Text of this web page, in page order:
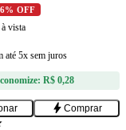
6% OFF
à vista
até 5x sem juros
R$ 0,28
bolt Comprar